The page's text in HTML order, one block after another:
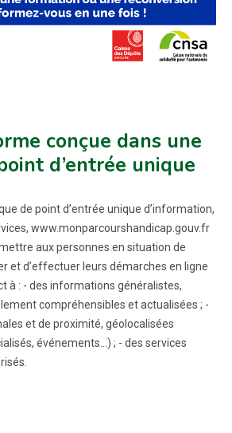
conçue dans une
d’entrée unique
de point d’entrée unique d’information,
www.monparcourshandicap.gouv.fr
aux personnes en situation de
et d’effectuer leurs démarches en ligne
à : - des informations généralistes,
compréhensibles et actualisées ; -
et de proximité, géolocalisées
événements…) ; - des services